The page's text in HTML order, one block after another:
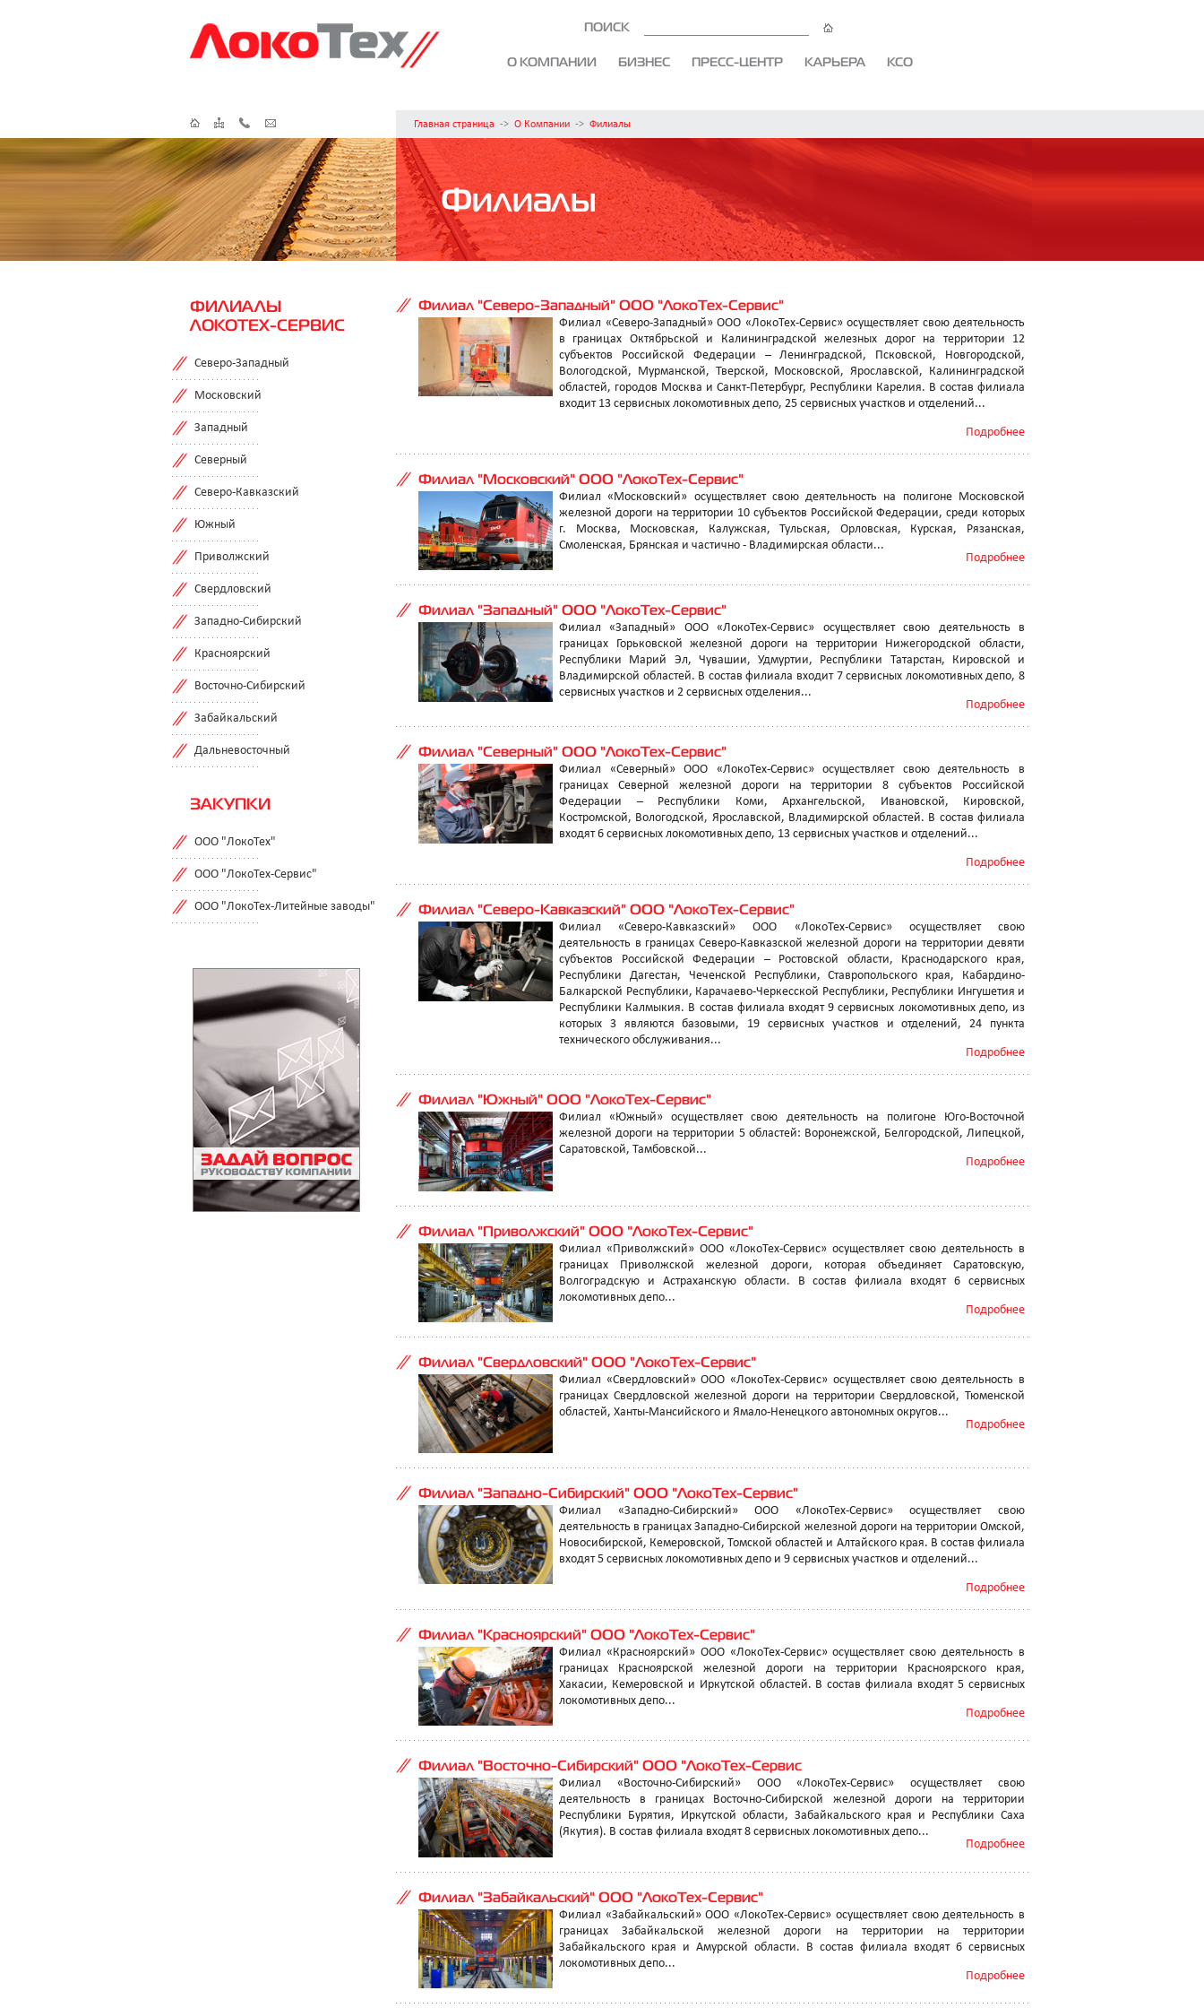
ПОИСК
О КОМПАНИИ БИЗНЕС ПРЕСС-ЦЕНТР КАРЬЕРА КСО
Главная страница -> О Компании -> Филиалы
Филиалы
ФИЛИАЛЫ
ЛОКОТЕХ-СЕРВИС
Северо-Западный
Московский
Западный
Северный
Северо-Кавказский
Южный
Приволжский
Свердловский
Западно-Сибирский
Красноярский
Восточно-Сибирский
Забайкальский
Дальневосточный
ЗАКУПКИ
ООО "ЛокоТех"
ООО "ЛокоТех-Сервис"
ООО "ЛокоТех-Литейные заводы"
Филиал "Северо-Западный" ООО "ЛокоТех-Сервис"
Филиал «Северо-Западный» ООО «ЛокоТех-Сервис» осуществляет свою деятельность
в границах Октябрьской и Калининградской железных дорог на территории 12
субъектов Российской Федерации – Ленинградской, Псковской, Новгородской,
Вологодской, Мурманской, Тверской, Московской, Ярославской, Калининградской
областей, городов Москва и Санкт-Петербург, Республики Карелия. В состав филиала
входит 13 сервисных локомотивных депо, 25 сервисных участков и отделений...
Подробнее
Филиал "Московский" ООО "ЛокоТех-Сервис"
Филиал «Московский» осуществляет свою деятельность на полигоне Московской
железной дороги на территории 10 субъектов Российской Федерации, среди которых
г. Москва, Московская, Калужская, Тульская, Орловская, Курская, Рязанская,
Смоленская, Брянская и частично - Владимирская области...
Подробнее
Филиал "Западный" ООО "ЛокоТех-Сервис"
Филиал «Западный» ООО «ЛокоТех-Сервис» осуществляет свою деятельность в
границах Горьковской железной дороги на территории Нижегородской области,
Республики Марий Эл, Чувашии, Удмуртии, Республики Татарстан, Кировской и
Владимирской областей. В состав филиала входит 7 сервисных локомотивных депо, 8
сервисных участков и 2 сервисных отделения...
Подробнее
Филиал "Северный" ООО "ЛокоТех-Сервис"
Филиал «Северный» ООО «ЛокоТех-Сервис» осуществляет свою деятельность в
границах Северной железной дороги на территории 8 субъектов Российской
Федерации – Республики Коми, Архангельской, Ивановской, Кировской,
Костромской, Вологодской, Ярославской, Владимирской областей. В состав филиала
входят 6 сервисных локомотивных депо, 13 сервисных участков и отделений...
Подробнее
Филиал "Северо-Кавказский" ООО "ЛокоТех-Сервис"
Филиал «Северо-Кавказский» ООО «ЛокоТех-Сервис» осуществляет свою
деятельность в границах Северо-Кавказской железной дороги на территории девяти
субъектов Российской Федерации – Ростовской области, Краснодарского края,
Республики Дагестан, Чеченской Республики, Ставропольского края, Кабардино-
Балкарской Республики, Карачаево-Черкесской Республики, Республики Ингушетия и
Республики Калмыкия. В состав филиала входят 9 сервисных локомотивных депо, из
которых 3 являются базовыми, 19 сервисных участков и отделений, 24 пункта
технического обслуживания...
Подробнее
Филиал "Южный" ООО "ЛокоТех-Сервис"
Филиал «Южный» осуществляет свою деятельность на полигоне Юго-Восточной
железной дороги на территории 5 областей: Воронежской, Белгородской, Липецкой,
Саратовской, Тамбовской...
Подробнее
Филиал "Приволжский" ООО "ЛокоТех-Сервис"
Филиал «Приволжский» ООО «ЛокоТех-Сервис» осуществляет свою деятельность в
границах Приволжской железной дороги, которая объединяет Саратовскую,
Волгоградскую и Астраханскую области. В состав филиала входят 6 сервисных
локомотивных депо...
Подробнее
Филиал "Свердловский" ООО "ЛокоТех-Сервис"
Филиал «Свердловский» ООО «ЛокоТех-Сервис» осуществляет свою деятельность в
границах Свердловской железной дороги на территории Свердловской, Тюменской
областей, Ханты-Мансийского и Ямало-Ненецкого автономных округов...
Подробнее
Филиал "Западно-Сибирский" ООО "ЛокоТех-Сервис"
Филиал «Западно-Сибирский» ООО «ЛокоТех-Сервис» осуществляет свою
деятельность в границах Западно-Сибирской железной дороги на территории Омской,
Новосибирской, Кемеровской, Томской областей и Алтайского края. В состав филиала
входят 5 сервисных локомотивных депо и 9 сервисных участков и отделений...
Подробнее
Филиал "Красноярский" ООО "ЛокоТех-Сервис"
Филиал «Красноярский» ООО «ЛокоТех-Сервис» осуществляет свою деятельность в
границах Красноярской железной дороги на территории Красноярского края,
Хакасии, Кемеровской и Иркутской областей. В состав филиала входят 5 сервисных
локомотивных депо...
Подробнее
Филиал "Восточно-Сибирский" ООО "ЛокоТех-Сервис
Филиал «Восточно-Сибирский» ООО «ЛокоТех-Сервис» осуществляет свою
деятельность в границах Восточно-Сибирской железной дороги на территории
Республики Бурятия, Иркутской области, Забайкальского края и Республики Саха
(Якутия). В состав филиала входят 8 сервисных локомотивных депо...
Подробнее
Филиал "Забайкальский" ООО "ЛокоТех-Сервис"
Филиал «Забайкальский» ООО «ЛокоТех-Сервис» осуществляет свою деятельность в
границах Забайкальской железной дороги на территории на территории
Забайкальского края и Амурской области. В состав филиала входят 6 сервисных
локомотивных депо...
Подробнее